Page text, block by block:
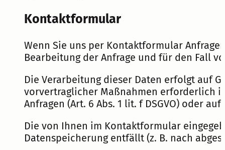
Kontaktformular
Wenn Sie uns per Kontaktformular
Bearbeitung der Anfrage und für den Fall
Die Verarbeitung dieser Daten erfolgt auf
vorvertraglicher Maßnahmen erforderlich
Anfragen (Art. 6 Abs. 1 lit. f DSGVO) oder
Die von Ihnen im Kontaktformular
Datenspeicherung entfällt (z. B. nach